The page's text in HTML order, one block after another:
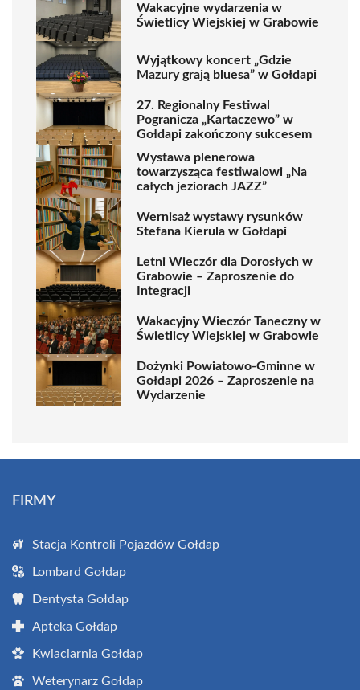
Wakacyjne wydarzenia w
Świetlicy Wiejskiej w Grabowie
Wyjątkowy koncert „Gdzie
Mazury grają bluesa” w Gołdapi
27. Regionalny Festiwal
Pogranicza „Kartaczewo” w
Gołdapi zakończony sukcesem
Wystawa plenerowa
towarzysząca festiwalowi „Na
całych jeziorach JAZZ”
Wernisaż wystawy rysunków
Stefana Kierula w Gołdapi
Letni Wieczór dla Dorosłych w
Grabowie – Zaproszenie do
Integracji
Wakacyjny Wieczór Taneczny w
Świetlicy Wiejskiej w Grabowie
Dożynki Powiatowo-Gminne w
Gołdapi 2026 – Zaproszenie na
Wydarzenie
FIRMY
Stacja Kontroli Pojazdów Gołdap
Lombard Gołdap
Dentysta Gołdap
Apteka Gołdap
Kwiaciarnia Gołdap
Weterynarz Gołdap